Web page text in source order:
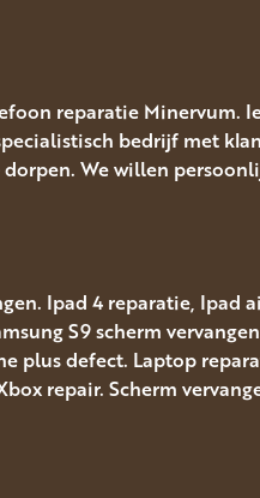
reparatie Minervum.
bedrijf met
We willen
Ipad 4 reparatie, Ipad
S9 scherm
plus defect. Laptop
repair. Scherm